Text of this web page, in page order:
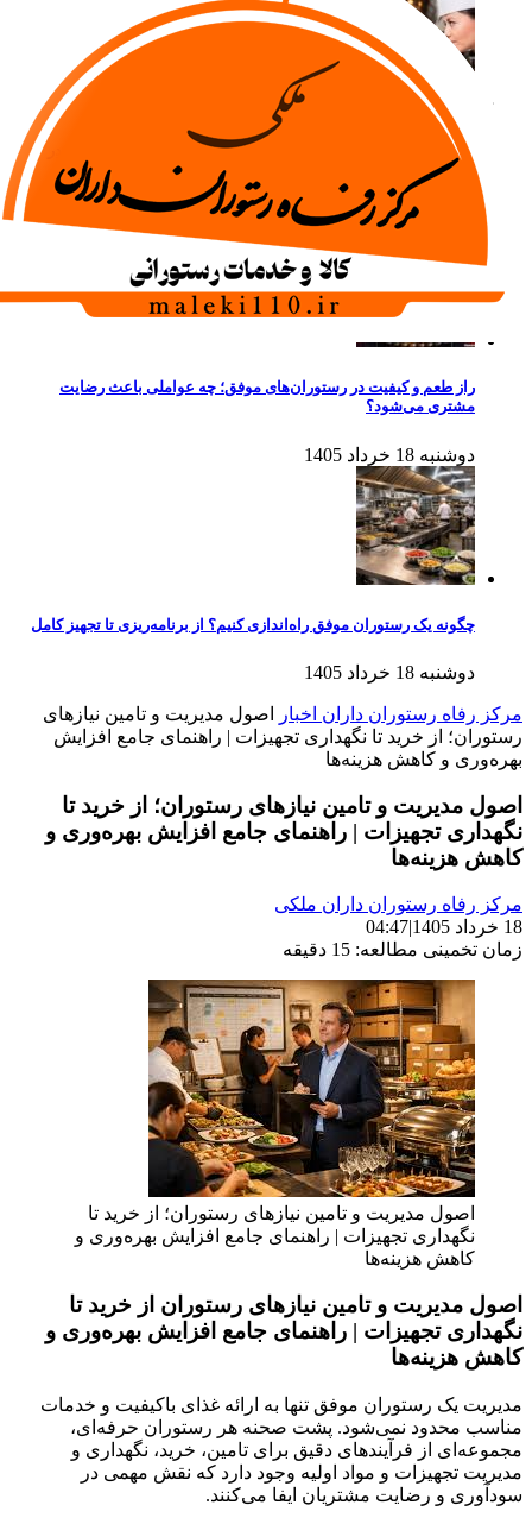
صنعت پرچالش غذا
دوشنبه 18 خرداد 1405
راز طعم و کیفیت در رستوران‌های موفق؛ چه عواملی باعث رضایت
مشتری می‌شود؟
دوشنبه 18 خرداد 1405
چگونه یک رستوران موفق راه‌اندازی کنیم؟ از برنامه‌ریزی تا تجهیز کامل
دوشنبه 18 خرداد 1405
مرکز رفاه رستوران داران اخبار
اصول مدیریت و تامین نیازهای
رستوران؛ از خرید تا نگهداری تجهیزات | راهنمای جامع افزایش
بهره‌وری و کاهش هزینه‌ها
اصول مدیریت و تامین نیازهای رستوران؛ از خرید تا
نگهداری تجهیزات | راهنمای جامع افزایش بهره‌وری و
کاهش هزینه‌ها
مرکز رفاه رستوران داران ملکی
18 خرداد 1405
|
04:47
زمان تخمینی مطالعه: 15 دقیقه
اصول مدیریت و تامین نیازهای رستوران؛ از خرید تا
نگهداری تجهیزات | راهنمای جامع افزایش بهره‌وری و
کاهش هزینه‌ها
اصول مدیریت و تامین نیازهای رستوران از خرید تا
نگهداری تجهیزات | راهنمای جامع افزایش بهره‌وری و
کاهش هزینه‌ها
مدیریت یک رستوران موفق تنها به ارائه غذای باکیفیت و خدمات
مناسب محدود نمی‌شود. پشت صحنه هر رستوران حرفه‌ای،
مجموعه‌ای از فرآیندهای دقیق برای تامین، خرید، نگهداری و
مدیریت تجهیزات و مواد اولیه وجود دارد که نقش مهمی در
سودآوری و رضایت مشتریان ایفا می‌کنند.